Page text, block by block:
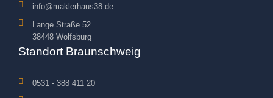
info@maklerhaus38.de
Lange Straße 52
38448 Wolfsburg
Standort Braunschweig
0531 - 388 411 20